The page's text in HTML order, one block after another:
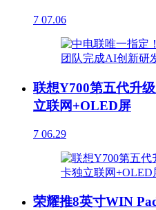
7 07.06
联想Y700第五代升
立联网+OLED屏
7 06.29
荣耀推8英寸WIN